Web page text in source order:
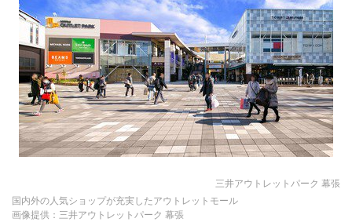
三井アウトレットパーク 幕張
国内外の人気ショップが充実したアウトレットモール
画像提供：三井アウトレットパーク 幕張